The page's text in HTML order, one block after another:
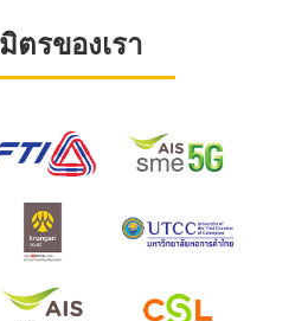
ตรของเรา